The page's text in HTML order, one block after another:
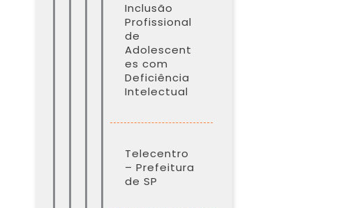
Inclusão
Profissional
de
Adolescent
es com
Deficiência
Intelectual
Telecentro
– Prefeitura
de SP​